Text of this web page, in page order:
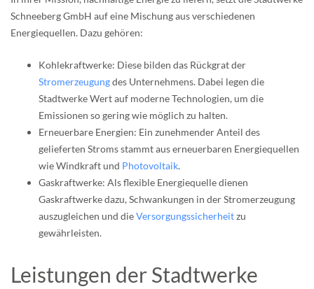
Schneeberg GmbH auf eine Mischung aus verschiedenen
Energiequellen. Dazu gehören:
Kohlekraftwerke: Diese bilden das Rückgrat der
Stromerzeugungdes Unternehmens. Dabei legen die
Stadtwerke Wert auf moderne Technologien, um die
Emissionen so gering wie möglich zu halten.
Erneuerbare Energien: Ein zunehmender Anteil des
gelieferten Stroms stammt aus erneuerbaren Energiequellen
wie Windkraft und Photovoltaik.
Gaskraftwerke: Als flexible Energiequelle dienen
Gaskraftwerke dazu, Schwankungen in der Stromerzeugung
auszugleichen und dieVersorgungssicherheitzu
gewährleisten.
Leistungen der Stadtwerke